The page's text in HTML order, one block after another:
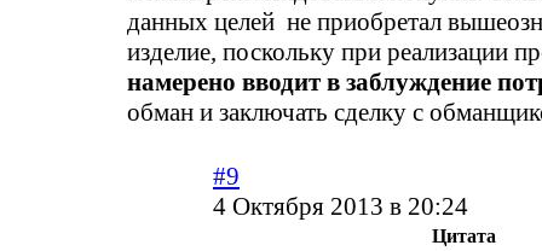
данных целей не приобретал
изделие, поскольку при реализации
намерено вводит в заблуждение
обман и заключать сделку с
#9
4 Октября 2013 в 20:24
Цитата